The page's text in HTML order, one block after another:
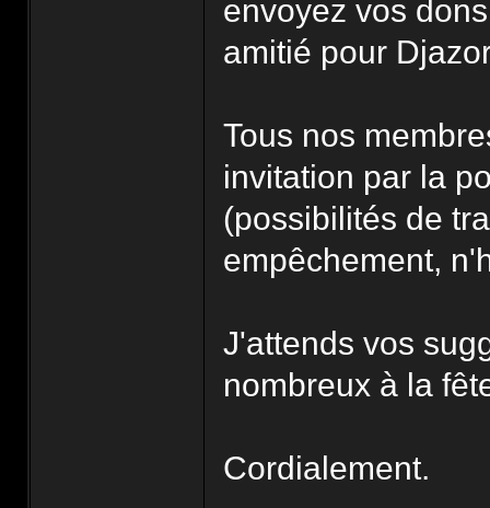
envoyez vos
amitié pour
Tous nos
invitation par la
(possibilités de
empêchement,
J'attends vos
nombreux à la
Cordialement.